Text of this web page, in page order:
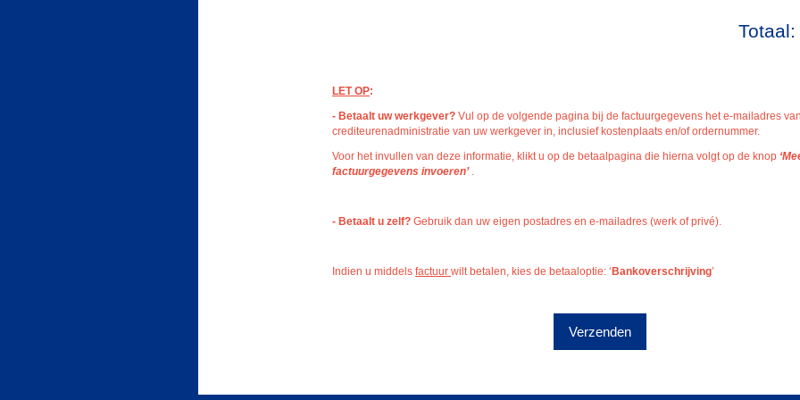
LET OP:
- Betaalt uw werkgever? Vul op de volgende pagina bij de factuurgegevens het e-mailadres
crediteurenadministratie van uw werkgever in, inclusief kostenplaats en/of ordernummer.
Voor het invullen van deze informatie, klikt u op de betaalpagina die hierna volgt op de knop
factuurgegevens invoeren’ .
- Betaalt u zelf? Gebruik dan uw eigen postadres en e-mailadres (werk of privé).
Indien u middels factuur wilt betalen, kies de betaaloptie: ‘ Bankoverschrijving’
Verzenden